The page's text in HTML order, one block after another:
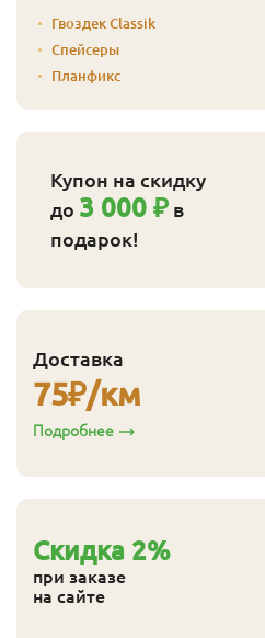
Гвоздек Classik
Спейсеры
Планфикс
Купон на скидку
до 3 000 ₽ в
подарок!
Доставка
75₽/км
Подробнее
Cкидка 2%
при заказе
на сайте